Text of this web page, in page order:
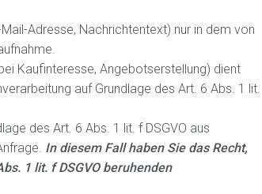
Adresse, Nachrichtentext) nur in dem von
Kaufinteresse, Angebotserstellung) dient
auf Grundlage des Art. 6 Abs. 1 lit.
des Art. 6 Abs. 1 lit. f DSGVO aus
In diesem Fall haben Sie das Recht,
1 lit. f DSGVO beruhenden